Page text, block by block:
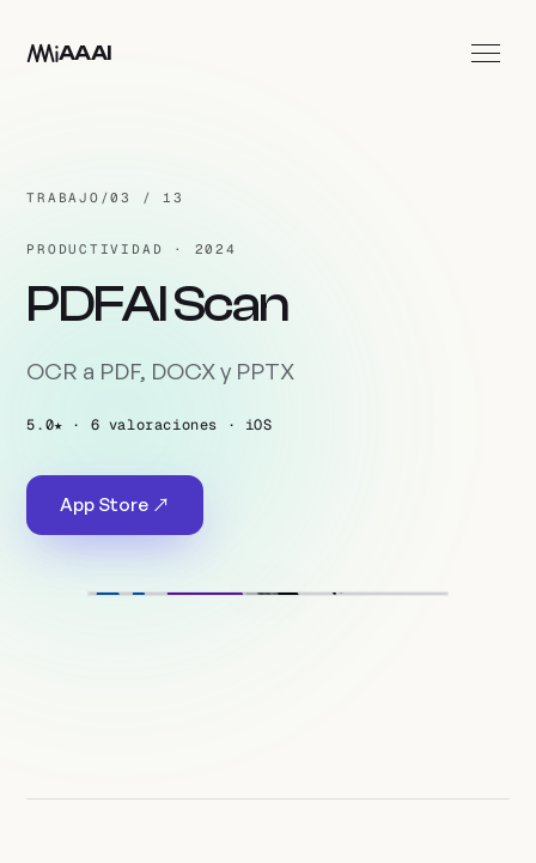
AAAI
TRABAJO /03 / 13
PRODUCTIVIDAD · 2024
PDFAI Scan
OCR a PDF, DOCX y PPTX
5.0★ · 6 valoraciones · iOS
App Store ↗